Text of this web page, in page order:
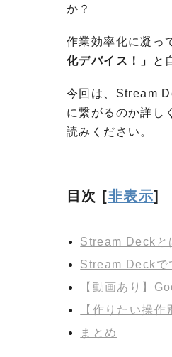
か？
作業効率化に凝っ
化デバイス！」
と
今回は、Stream
に繋がるのか詳し
読みください。
目次 [非表示]
Stream Deckと
Stream Deckで
【動画あり】
【作りたい操
まとめ